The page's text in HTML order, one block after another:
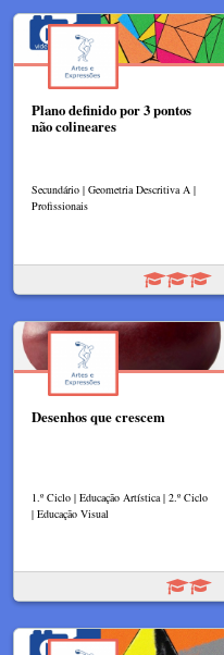
Plano definido por 3 pontos
não colineares
Secundário | Geometria Descritiva A |
Profissionais
Desenhos que crescem
1.º Ciclo | Educação Artística | 2.º Ciclo
| Educação Visual